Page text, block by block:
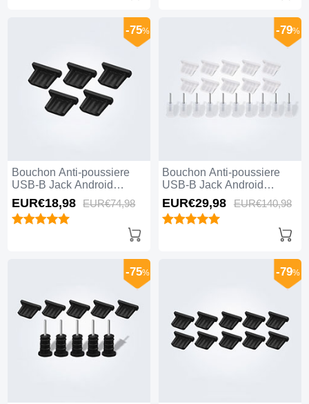
Bouchon Anti-poussiere
USB-B Jack Android
Universel 5PCS H01 Noir
-75%
EUR€18,98 EUR€74,98
Bouchon Anti-poussiere
USB-B Jack Android
Universel 10PCS H01
Blanc
-79%
EUR€29,98 EUR€140,98
-75% -79%